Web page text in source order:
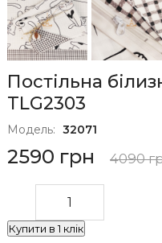
Постільна
TLG2303
Модель: 32071
2590 грн 4090
Купити в 1 клік